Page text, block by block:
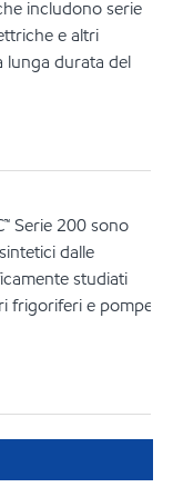
includono serie
e altri
lunga durata del
Serie 200 sono
dalle
studiati
frigoriferi e pompe